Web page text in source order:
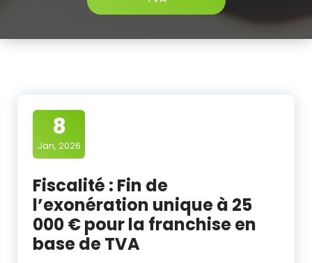
8
Jan, 2026
Fiscalité : Fin de
l’exonération unique à 25
000 € pour la franchise en
base de TVA